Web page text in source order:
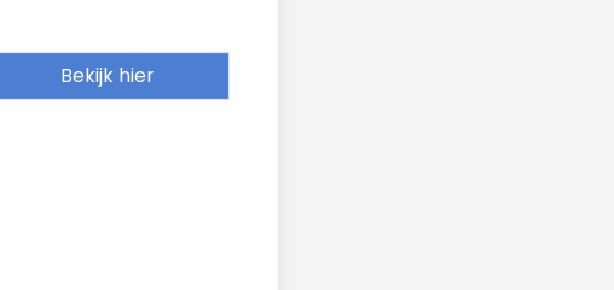
Bekijk hier